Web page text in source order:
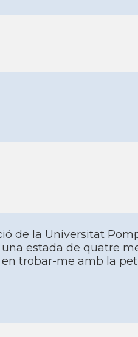
de la Universitat
estada de quatre
trobar-me amb la